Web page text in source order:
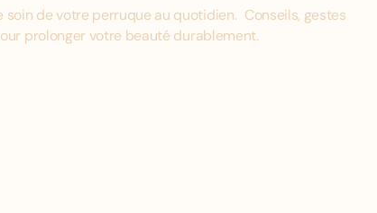
soin de votre perruque au quotidien. Conseils, gestes
prolonger votre beauté durablement.